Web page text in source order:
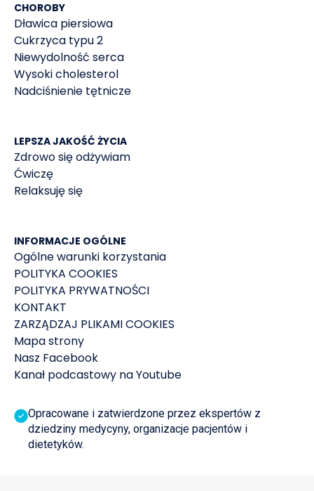
CHOROBY
Dławica piersiowa
Cukrzyca typu 2
Niewydolność serca
Wysoki cholesterol
Nadciśnienie tętnicze
LEPSZA JAKOŚĆ ŻYCIA
Zdrowo się odżywiam
Ćwiczę
Relaksuję się
INFORMACJE OGÓLNE
Ogólne warunki korzystania
POLITYKA COOKIES
POLITYKA PRYWATNOŚCI
KONTAKT
ZARZĄDZAJ PLIKAMI COOKIES
Mapa strony
Nasz Facebook
Kanał podcastowy na Youtube
Opracowane i zatwierdzone przez ekspertów z
dziedziny medycyny, organizacje pacjentów i
dietetyków.